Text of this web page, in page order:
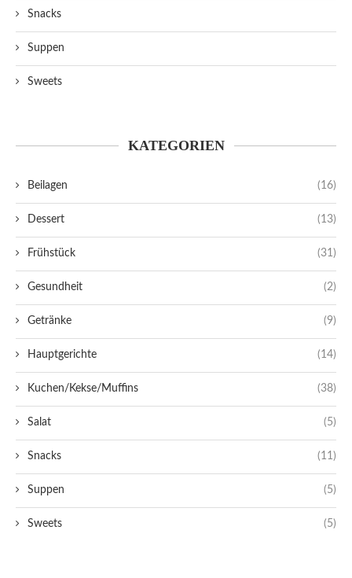
Snacks
Suppen
Sweets
KATEGORIEN
Beilagen (16)
Dessert (13)
Frühstück (31)
Gesundheit (2)
Getränke (9)
Hauptgerichte (14)
Kuchen/Kekse/Muffins (38)
Salat (5)
Snacks (11)
Suppen (5)
Sweets (5)